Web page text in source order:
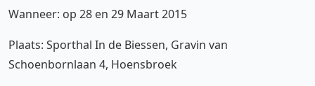
Wanneer: op 28 en 29 Maart 2015
Plaats: Sporthal In de Biessen, Gravin van
Schoenbornlaan 4, Hoensbroek